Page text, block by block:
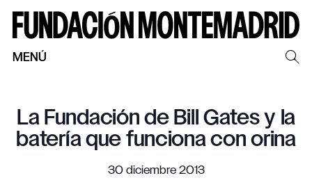
MENÚ
La Fundación de Bill Gates y la
batería que funciona con orina
30 diciembre 2013